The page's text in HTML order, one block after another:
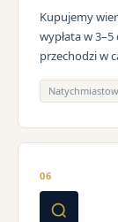
Kupujemy
wypłata w
przechodzi w
06